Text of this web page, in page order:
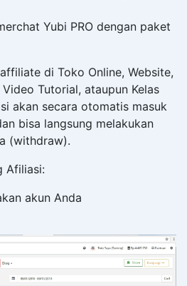
Yubi PRO dengan paket
di Toko Online, Website,
Tutorial, ataupun Kelas
akan secara otomatis masuk
bisa langsung melakukan
(withdraw).
Afiliasi:
akun Anda